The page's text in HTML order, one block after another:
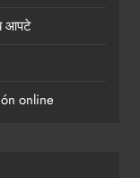
आपटे
online